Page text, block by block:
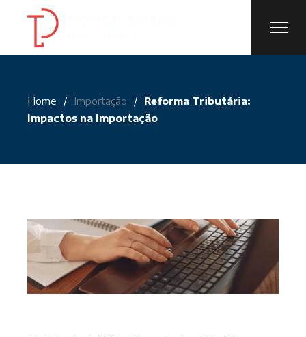
content
Home Importação
Reforma Tributária:
Impactos na Importação